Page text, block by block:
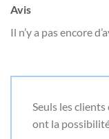
Avis
Il n’y a pas encore
Seuls les
ont la